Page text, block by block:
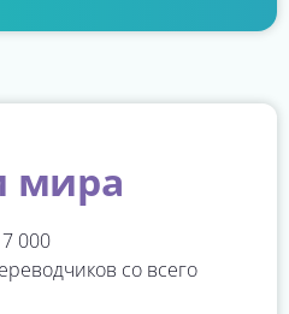
мира
000
со всего